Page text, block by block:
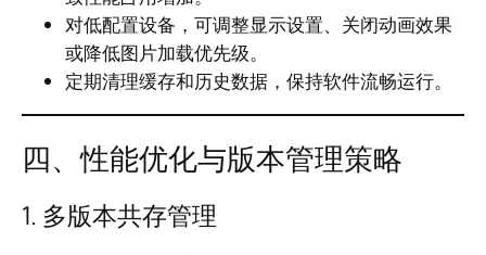
对低配置设备，可调整显示设置、关闭动画效果
或降低图片加载优先级。
定期清理缓存和历史数据，保持软件流畅运行。
四、性能优化与版本管理策略
1. 多版本共存管理